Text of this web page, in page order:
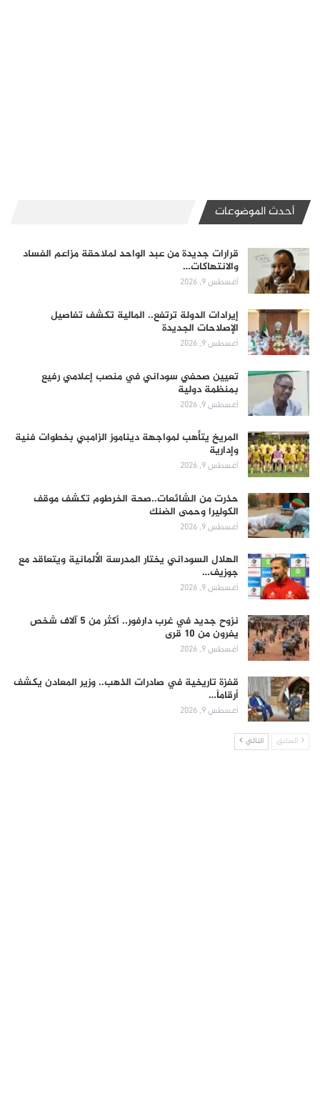
أحدث الموضوعات
قرارات جديدة من عبد الواحد لملاحقة مزاعم الفساد
والانتهاكات…
أغسطس 9, 2026
إيرادات الدولة ترتفع.. المالية تكشف تفاصيل
الإصلاحات الجديدة
أغسطس 9, 2026
تعيين صحفي سوداني في منصب إعلامي رفيع
بمنظمة دولية
أغسطس 9, 2026
المريخ يتأهب لمواجهة ديناموز الزامبي بخطوات فنية
وإدارية
أغسطس 9, 2026
حذرت من الشائعات..صحة الخرطوم تكشف موقف
الكوليرا وحمى الضنك
أغسطس 9, 2026
الهلال السوداني يختار المدرسة الألمانية ويتعاقد مع
جوزيف…
أغسطس 9, 2026
نزوح جديد في غرب دارفور.. أكثر من 5 آلاف شخص
يفرون من 10 قرى
أغسطس 9, 2026
قفزة تاريخية في صادرات الذهب.. وزير المعادن يكشف
أرقاماً…
أغسطس 9, 2026
السابق التالي